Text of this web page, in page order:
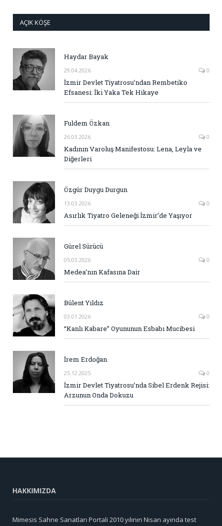
AÇIK KÖŞE
Haydar Bayak
29.04.2026 0
İzmir Devlet Tiyatrosu’ndan Rembetiko
Efsanesi: İki Yaka Tek Hikaye
Fuldem Özkan
26.03.2026 0
Kadının Varoluş Manifestosu: Lena, Leyla ve
Diğerleri
Özgür Duygu Durgun
13.03.2026 0
Asırlık Tiyatro Geleneği İzmir’de Yaşıyor
Gürel Sürücü
05.03.2026 0
Medea’nın Kafasına Dair
Bülent Yıldız
03.01.2026 0
“Kanlı Kabare” Oyununun Esbabı Mucibesi
İrem Erdoğan
25.12.2025 0
İzmir Devlet Tiyatrosu’nda Sibel Erdenk Rejisi:
Arzunun Onda Dokuzu
HAKKIMIZDA
Mimesis Sahne Sanatları Portali 2010 yılının Nisan ayında test